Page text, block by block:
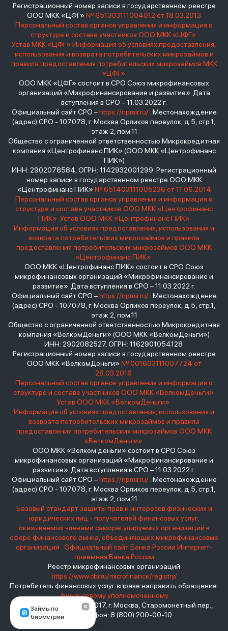
Займы по
биометрии
Регистрационный номер записи в государственном реестре
ООО МКК «ЦФГ» № 651303111004012 от 18.03.2013
Персональный состав органов управления и информация о
структуре и составе участников ООО МКК «ЦФГ»
Устав МКК «ЦФГ» Информация об условиях предоставления,
использования и возврата потребительских микрозаймов и
правила предоставления потребительских микрозаймов МКК
«ЦФГ»
ООО МКК «ЦФГ» состоит в СРО Союз микрофинансовых
организаций «Микрофинансирование и развитие». Дата
вступления в СРО – 11.03.2022 г.
Официальный сайт СРО –https://npmir.ru/. Местонахождение
(адрес) СРО - 107078, г. Москва Орликов переулок, д.5, стр.1,
этаж 2, пом.11
Общество с ограниченной ответственностью Микрокредитная
компания «Центрофинанс ПИК» (ООО МКК «Центрофинанс
ПИК»)
ИНН: 2902078584, ОГРН: 1142932001299 Регистрационный
номер записи в государственном реестре ООО МКК
«Центрофинанс ПИК» № 651403111005236 от 11.06.2014
Персональный состав органов управления и информация о
структуре и составе участников ООО МКК «Центрофинанс
ПИК» Устав ООО МКК «Центрофинанс ПИК»
Информация об условиях предоставления, использования и
возврата потребительских микрозаймов и правила
предоставления потребительских микрозаймов ООО МКК
«Центрофинанс ПИК»
ООО МКК «Центрофинанс ПИК» состоит в СРО Союз
микрофинансовых организаций «Микрофинансирование и
развитие». Дата вступления в СРО – 11.03.2022 г.
Официальный сайт СРО –https://npmir.ru/. Местонахождение
(адрес) СРО - 107078, г. Москва Орликов переулок, д.5, стр.1,
этаж 2, пом.11
Общество с ограниченной ответственностью Микрокредитная
компания «ВелкомДеньги» (ООО МКК «ВелкомДеньги»)
ИНН: 2902082527, ОГРН: 1162901054128
Регистрационный номер записи в государственном реестре
ООО МКК «ВелкомДеньги» № 001603111007724 от
28.03.2016
Персональный состав органов управления и информация о
структуре и составе участников ООО МКК «ВелкомДеньги»
Устав ООО МКК «ВелкомДеньги»
Информация об условиях предоставления, использования и
возврата потребительских микрозаймов и правила
предоставления потребительских микрозаймов ООО МКК
«ВелкомДеньги»
ООО МКК «Велком деньги» состоит в СРО Союз
микрофинансовых организаций «Микрофинансирование и
развитие». Дата вступления в СРО – 11.03.2022 г.
Официальный сайт СРО –https://npmir.ru/. Местонахождение
(адрес) СРО - 107078, г. Москва Орликов переулок, д.5, стр.1,
этаж 2, пом.11
Базовый стандарт защиты прав и интересов физических и
юридических лиц - получателей финансовых услуг,
оказываемых членами саморегулируемых организаций в
сфере финансового рынка, объединяющих микрофинансовые
организации
Официальный сайт Банка России Интернет-
приемная Банка России
Реестр микрофинансовых организаций
https://www.cbr.ru/microfinance/registry/
Потребитель финансовых услуг вправе направить обращение
финансовому уполномоченному
Место нахождения: 119017, г. Москва, Старомонетный пер.,
дом 3 Телефон: 8 (800) 200-00-10
взять займ - <a href="https://viruchay.ru">выручай</a> -